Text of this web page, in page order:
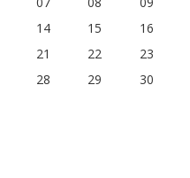
14 15
16
21 22
23
28 29
30